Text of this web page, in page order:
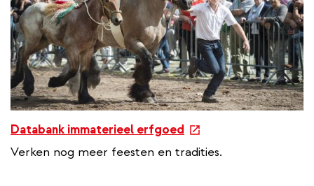
Databank immaterieel erfgoed
e
xVerken nog meer feesten en tradities.